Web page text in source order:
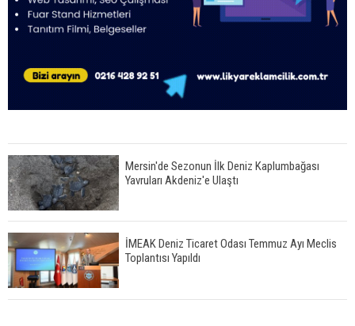
Mersin'de Sezonun İlk Deniz Kaplumbağası
Yavruları Akdeniz'e Ulaştı
İMEAK Deniz Ticaret Odası Temmuz Ayı Meclis
Toplantısı Yapıldı